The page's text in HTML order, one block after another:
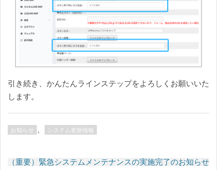
引き続き、かんたんラインステップをよろしくお願いいた
します。
お知らせ システム更新情報
（重要）緊急システムメンテナンスの実施完了のお知らせ